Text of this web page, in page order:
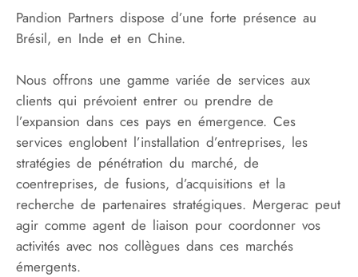
Pandion Partners dispose d’une forte présence au
Brésil, en Inde et en Chine.
Nous offrons une gamme variée de services aux
clients qui prévoient entrer ou prendre de
l’expansion dans ces pays en émergence. Ces
services englobent l’installation d’entreprises, les
stratégies de pénétration du marché, de
coentreprises, de fusions, d’acquisitions et la
recherche de partenaires stratégiques. Mergerac peut
agir comme agent de liaison pour coordonner vos
activités avec nos collègues dans ces marchés
émergents.